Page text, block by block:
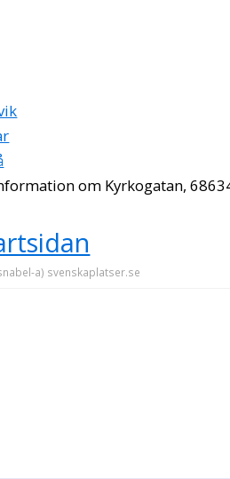
om Kyrkogatan,
a) svenskaplatser.se